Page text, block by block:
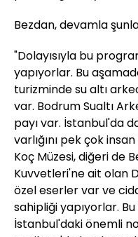
Bezdan, devamla
"Dolayısıyla bu
yapıyorlar. Bu
turizminde su altı
var. Bodrum Sualtı
payı var. İstanbul'da
varlığını pek çok
Koç Müzesi, diğeri de
Kuvvetleri'ne ait olan
özel eserler var ve
sahipliği yapıyorlar.
İstanbul'daki önemli